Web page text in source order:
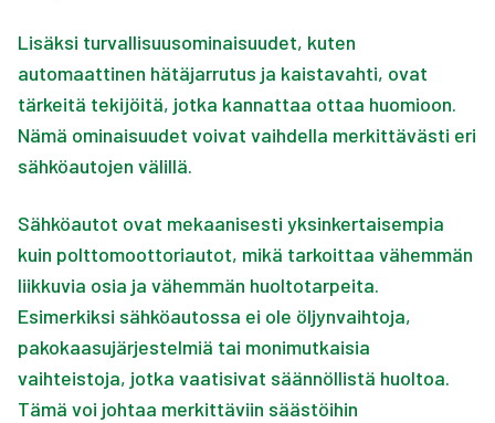
Lisäksi turvallisuusominaisuudet, kuten
automaattinen hätäjarrutus ja kaistavahti, ovat
tärkeitä tekijöitä, jotka kannattaa ottaa huomioon.
Nämä ominaisuudet voivat vaihdella merkittävästi eri
sähköautojen välillä.
Sähköautot ovat mekaanisesti yksinkertaisempia
kuin polttomoottoriautot, mikä tarkoittaa vähemmän
liikkuvia osia ja vähemmän huoltotarpeita.
Esimerkiksi sähköautossa ei ole öljynvaihtoja,
pakokaasujärjestelmiä tai monimutkaisia
vaihteistoja, jotka vaatisivat säännöllistä huoltoa.
Tämä voi johtaa merkittäviin säästöihin